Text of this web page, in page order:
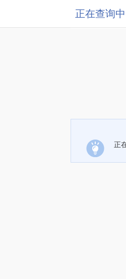
正在查询中
正